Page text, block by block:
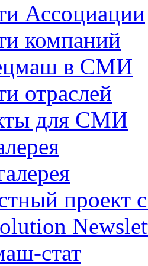
Ассоциации
компаний
в СМИ
отраслей
для СМИ
проект
стат